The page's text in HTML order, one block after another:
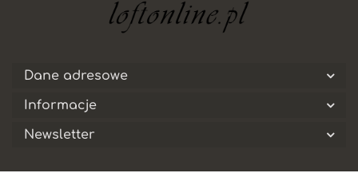
Dane adresowe
Informacje
Newsletter